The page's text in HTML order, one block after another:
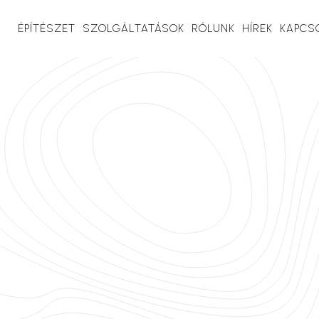
ÉPÍTÉSZET SZOLGÁLTATÁSOK RÓLUNK HÍREK